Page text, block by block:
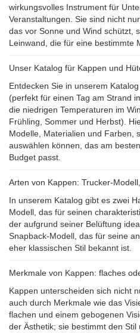
wirkungsvolles Instrument für
Veranstaltungen. Sie sind nicht
das vor Sonne und Wind schützt,
Leinwand, die für eine bestimmte
Unser Katalog für Kappen und
Entdecken Sie in unserem
(perfekt für einen Tag am Strand
die niedrigen Temperaturen im
Frühling, Sommer und Herbst).
Modelle, Materialien und Farben,
auswählen können, das am
Budget passt.
Arten von Kappen: Trucker-
In unserem Katalog gibt es zwei
Modell, das für seinen
der aufgrund seiner Belüftung
Snapback-Modell, das für seine
eher klassischen Stil bekannt ist.
Merkmale von Kappen: flaches
Kappen unterscheiden sich nicht
auch durch Merkmale wie das
flachen und einem gebogenen
der Ästhetik; sie bestimmt den